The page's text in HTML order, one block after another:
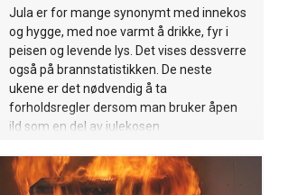
Jula er for mange synonymt med innekos
og hygge, med noe varmt å drikke, fyr i
peisen og levende lys. Det vises dessverre
også på brannstatistikken. De neste
ukene er det nødvendig å ta
forholdsregler dersom man bruker åpen
ild som en del av julekosen.